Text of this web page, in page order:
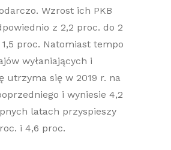
Wzrost ich PKB
z 2,2 proc. do 2
proc. Natomiast tempo
wyłaniających i
utrzyma się w 2019 r. na
i wyniesie 4,2
latach przyspieszy
i 4,6 proc.